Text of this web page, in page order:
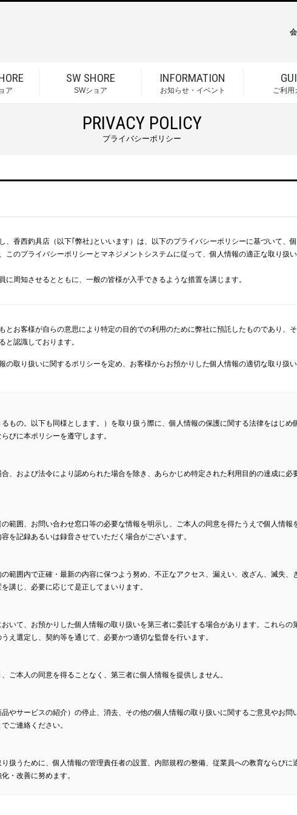
ア
SW SHORE
SWショア
INFORMATION
お知らせ・イベント ご利用
PRIVACY POLICY
プライバシーポリシー
、香西釣具店（以下｢弊社｣といいます）は、以下のプライバシーポリシーに基づいて、
このプライバシーポリシーとマネジメントシステムに従って、個人情報の適正な取り扱
周知させるとともに、一般の皆様が入手できるような措置を講じます。
とお客様が自らの意思により特定の目的での利用のために弊社に預託したものであり、
と認識しております。
取り扱いに関するポリシーを定め、お客様からお預かりした個人情報の適切な取り扱い
もの。以下も同様とします。）を取り扱う際に、個人情報の保護に関する法律をはじ
びに本ポリシーを遵守します。
、および法令により認められた場合を除き、あらかじめ特定された利用目的の達成に必
範囲、お問い合わせ窓口等の必要な情報を明示し、ご本人の同意を得たうえで個人情
を記録あるいは録音させていただく場合がございます。
範囲内で正確・最新の内容に保つよう努め、不正なアクセス、漏えい、改ざん、滅失
講じ、必要に応じて是正してまいります。
いて、お預かりした個人情報の取り扱いを第三者に委託する場合があります。これら
え選定し、契約等を通じて、必要かつ適切な監督を行います。
ご本人の同意を得ることなく、第三者に個人情報を提供しません。
やサービスの紹介）の停止、消去、その他の個人情報の取り扱いに関するご意見やお問
ご連絡ください。
扱うために、個人情報の管理責任者の設置、内部規程の整備、従業員への教育ならびに
・改善に努めます。